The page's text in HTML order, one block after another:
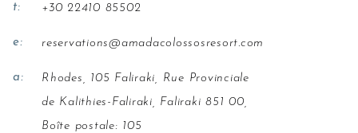
t: +30 22410 85502
e: reservations@amadacolossosresort.com
a:
Rhodes, 105 Faliraki, Rue Provinciale
de Kalithies-Faliraki, Faliraki 851 00,
Boîte postale: 105